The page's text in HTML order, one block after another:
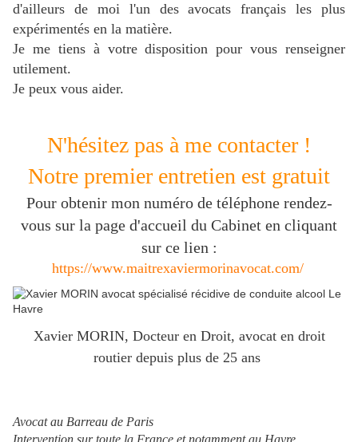
d'ailleurs de moi l'un des avocats français les plus
expérimentés en la matière.
Je me tiens à votre disposition pour vous renseigner
utilement.
Je peux vous aider.
N'hésitez pas à me contacter !
Notre premier entretien est gratuit
Pour obtenir mon numéro de téléphone rendez-
vous sur la page d'accueil du Cabinet en cliquant
sur ce lien :
https://www.maitrexaviermorinavocat.com/
Xavier MORIN, Docteur en Droit, avocat en droit
routier depuis plus de 25 ans
Avocat au Barreau de Paris